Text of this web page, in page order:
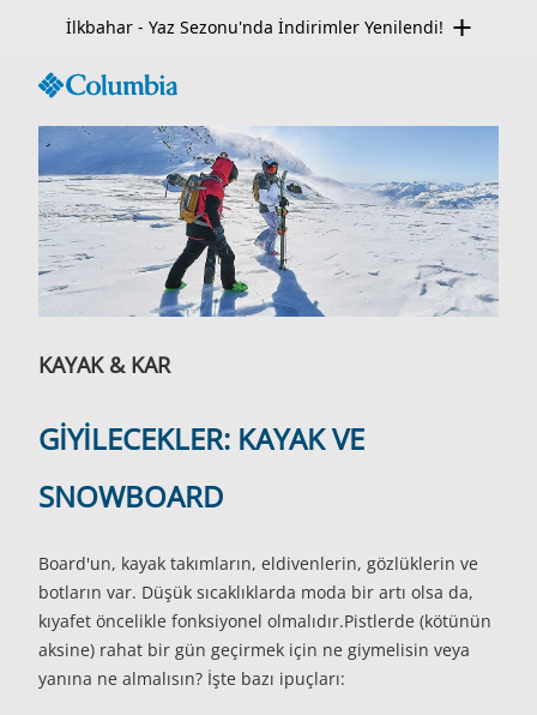
İlkbahar - Yaz Sezonu'nda İndirimler Yenilendi!
KAYAK & KAR
GİYİLECEKLER: KAYAK VE
SNOWBOARD
Board'un, kayak takımların, eldivenlerin, gözlüklerin ve
botların var. Düşük sıcaklıklarda moda bir artı olsa da,
kıyafet öncelikle fonksiyonel olmalıdır.Pistlerde (kötünün
aksine) rahat bir gün geçirmek için ne giymelisin veya
yanına ne almalısın? İşte bazı ipuçları: